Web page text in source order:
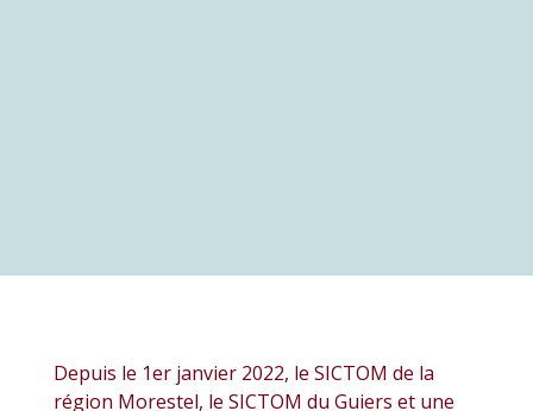
Depuis le 1er janvier 2022, le SICTOM de la
région Morestel, le SICTOM du Guiers et une